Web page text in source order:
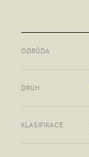
ODRŮDA
DRUH
KLASIFIKACE